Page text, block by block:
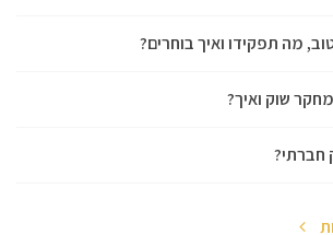
טוב, מה תפקידו ואיך בוחרים?
שוק ואיך?
חברתי?